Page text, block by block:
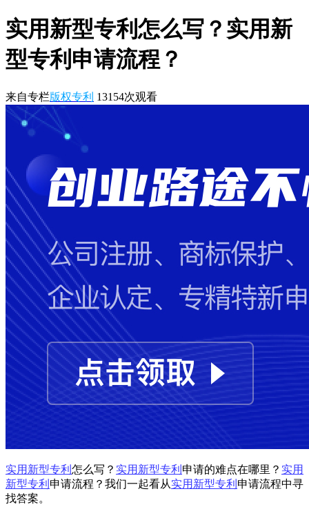
实用新型专利怎么写？实用新
型专利申请流程？
来自专栏版权专利 13154次观看
实用新型专利 怎么写？ 实用新型专利 申请的难点在哪里？ 实用
新型专利 申请流程？我们一起看从实用新型专利 申请流程中寻
找答案。